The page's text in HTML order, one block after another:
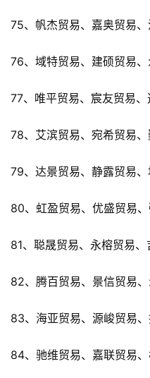
75、帆杰贸易、嘉奥贸易
76、域特贸易、建硕贸易
77、唯平贸易、宸友贸易
78、艾滨贸易、宛希贸易
79、达景贸易、静露贸易
80、虹盈贸易、优盛贸易
81、聪晟贸易、永榕贸易
82、腾百贸易、景信贸易
83、海亚贸易、源峻贸易
84、驰维贸易、嘉联贸易